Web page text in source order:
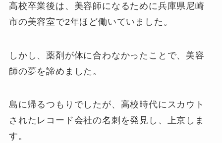
高校卒業後は、美容師になるために兵庫県尼崎
市の美容室で2年ほど働いていました。
しかし、薬剤が体に合わなかったことで、美容
師の夢を諦めました。
島に帰るつもりでしたが、高校時代にスカウト
されたレコード会社の名刺を発見し、上京しま
す。